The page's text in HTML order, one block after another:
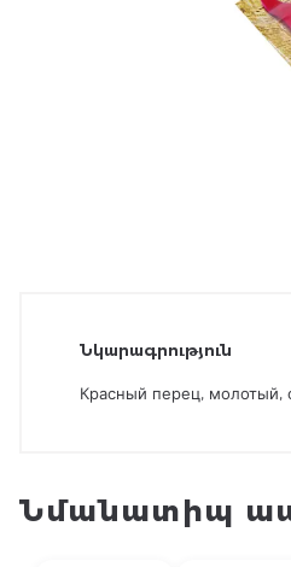
Նկարագրություն
Красный перец, молотый,
Նմանատիպ